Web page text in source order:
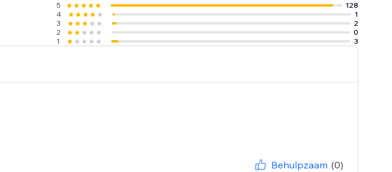
5
128
4
1
3
2
2
0
1
3
Behulpzaam (0)